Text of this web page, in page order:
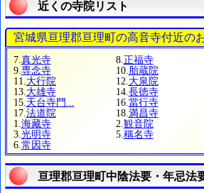
近くの寺院リスト
宮城県亘理郡亘理町の高音寺付近の
7. 真光寺 8. 正福寺
9. 専念寺 10. 胎蔵院
11. 大行院 12. 大泉院
13. 大雄寺 14. 長徳寺
15. 天台寺門... 16. 當行寺
17. 法道院 18. 満昌寺
1. 海藏寺 2. 観音院
3. 光明寺 5. 稱名寺
6. 常因寺
亘理郡亘理町中陰法要・年忌法